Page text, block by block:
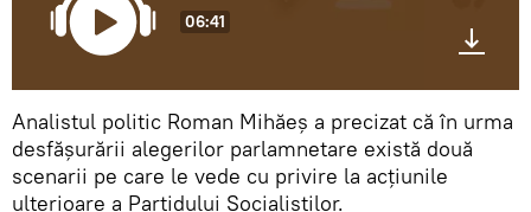
06:41
Analistul politic Roman Mihăeș a precizat că în urma
desfășurării alegerilor parlamnetare există două
scenarii pe care le vede cu privire la acțiunile
ulterioare a Partidului Socialiștilor.